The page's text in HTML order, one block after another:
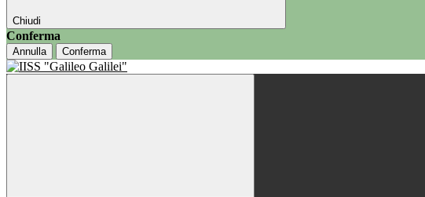
Chiudi
Conferma
Annulla Conferma